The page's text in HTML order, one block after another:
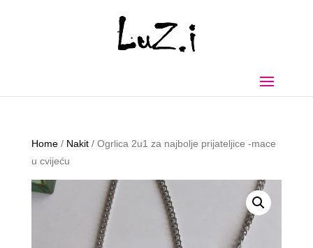
Home/ Nakit/ Ogrlica 2u1 za najbolje prijateljice -mace
u cvijeću